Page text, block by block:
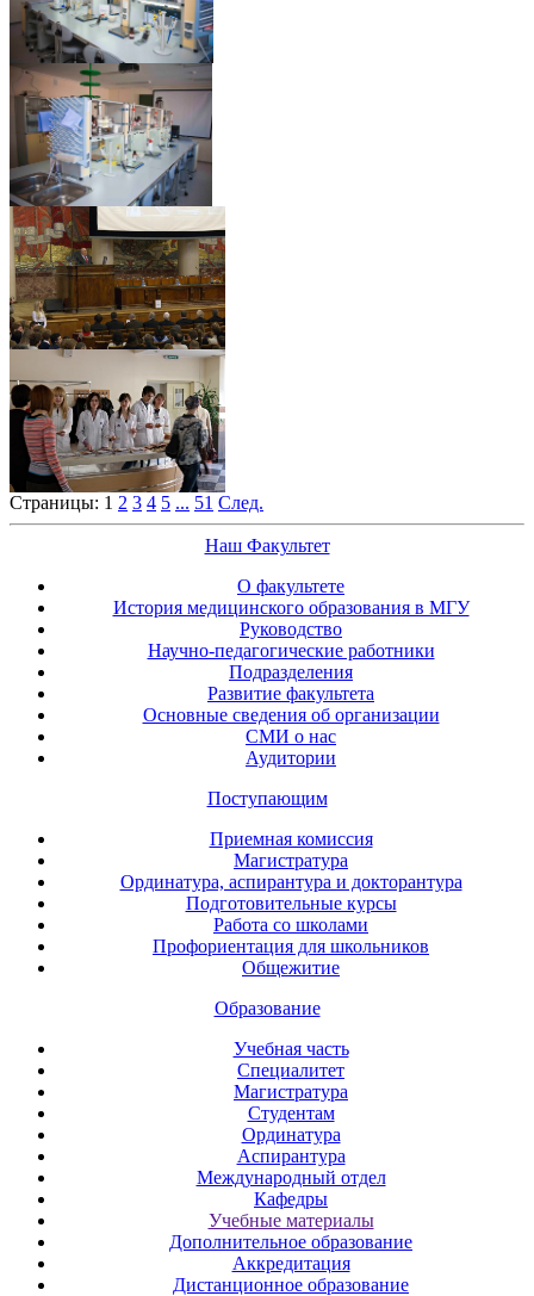
Страницы: 1 2 3 4 5 ... 51 След.
Наш Факультет
О факультете
История медицинского образования в МГУ
Руководство
Научно-педагогические работники
Подразделения
Развитие факультета
Основные сведения об организации
СМИ о нас
Аудитории
Поступающим
Приемная комиссия
Магистратура
Ординатура, аспирантура и докторантура
Подготовительные курсы
Работа со школами
Профориентация для школьников
Общежитие
Образование
Учебная часть
Специалитет
Магистратура
Студентам
Ординатура
Аспирантура
Международный отдел
Кафедры
Учебные материалы
Дополнительное образование
Аккредитация
Дистанционное образование